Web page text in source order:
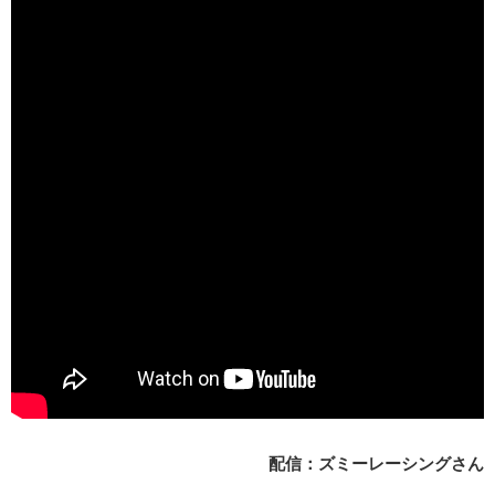
配信：ズミーレーシングさん